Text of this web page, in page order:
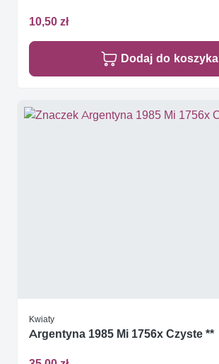
10,50 zł
Dodaj do koszyka
Kwiaty
Argentyna 1985 Mi 1756x Czyste **